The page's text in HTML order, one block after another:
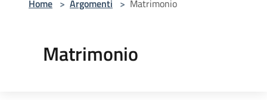
Home > Argomenti > Matrimonio
Matrimonio